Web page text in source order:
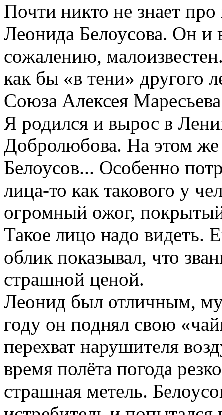
Почти никто не знает
Леонида Белоусова. Он и
сожалению,
как бы «в тени» другого
Союза Алексея
Я родился и вырос в
Добролюбова. На этом
Белоусов... Особенно
лица-то как такового у
огромный ожог,
Такое лицо надо видеть.
облик показывал, что
страшной ценой.
Леонид был отличным,
году он поднял свою
перехват нарушителя
время полёта погода
страшная метель.